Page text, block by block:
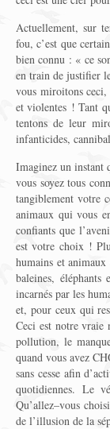
Actuellement, sur
fou, c’est que
bien connu : « ce
en train de justifier
vous miroitons
et violentes ! Tant
tentons de leur
infanticides,
Imaginez un instant
vous soyez tous
tangiblement votre
animaux qui vous
confiants que
est votre choix !
humains et
baleines,
incarnés par les
et, pour ceux qui
Ceci est notre vraie
pollution, le
quand vous avez
sans cesse afin
quotidiennes. Le
Qu’allez–vous
de l’illusion de la